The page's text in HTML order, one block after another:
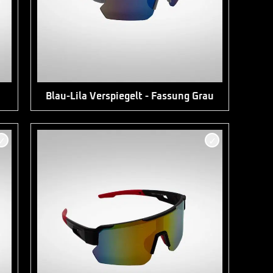
Blau-Lila Verspiegelt - Fassung Grau